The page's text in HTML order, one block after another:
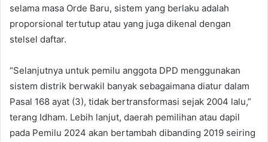
selama masa Orde Baru, sistem yang berlaku adalah
proporsional tertutup atau yang juga dikenal dengan
stelsel daftar.
“Selanjutnya untuk pemilu anggota DPD menggunakan
sistem distrik berwakil banyak sebagaimana diatur dalam
Pasal 168 ayat (3), tidak bertransformasi sejak 2004 lalu,”
terang Idham. Lebih lanjut, daerah pemilihan atau dapil
pada Pemilu 2024 akan bertambah dibanding 2019 seiring